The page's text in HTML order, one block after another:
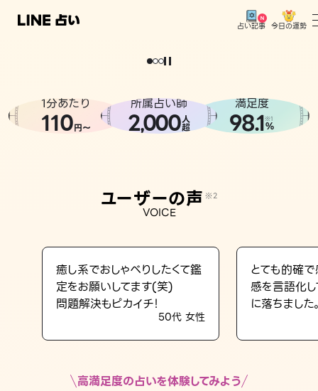
占い記事 今日の運勢
相談事例
占い記事
LINE占いを開く
※LINEアプリ内のサービスページへ遷移します
どうせなら
。
1分あたり
110円〜
所属占い師
2,000人
超
満足度
98.1※1
%
ユーザーの声 ※2
VOICE
癒し系でおしゃべりしたくて鑑
定をお願いしてます(笑)
問題解決もピカイチ！
50代 女性
とても的確
感を言語化
に落ちました
高満足度の占いを体験してみよう